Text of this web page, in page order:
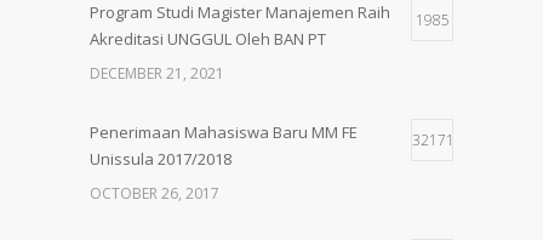
PENERIMAAN MAHASISWA BARU MM
UNISSULA 2018/2019
Program Studi Magister Manajemen Raih
Akreditasi UNGGUL Oleh BAN PT
1985
DECEMBER 21, 2021
Penerimaan Mahasiswa Baru MM FE
Unissula 2017/2018
32171
OCTOBER 26, 2017